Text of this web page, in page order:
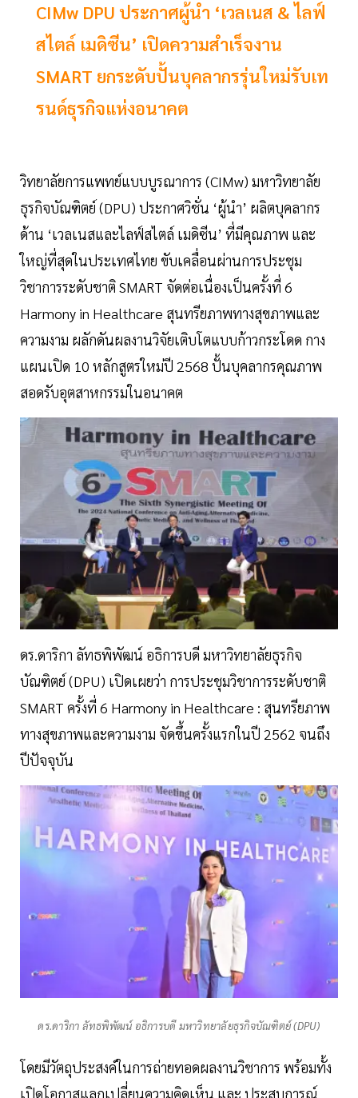
CIMw DPU ประกาศผู้นำ ‘เวลเนส & ไลฟ์
สไตล์ เมดิซีน’ เปิดความสำเร็จงาน
SMART ยกระดับปั้นบุคลากรรุ่นใหม่รับเท
รนด์ธุรกิจแห่งอนาคต
วิทยาลัยการแพทย์แบบบูรณาการ (CIMw) มหาวิทยาลัย
ธุรกิจบัณฑิตย์ (DPU) ประกาศวิชั่น ‘ผู้นำ’ ผลิตบุคลากร
ด้าน ‘เวลเนสและไลฟ์สไตล์ เมดิซีน’ ที่มีคุณภาพ และ
ใหญ่ที่สุดในประเทศไทย ขับเคลื่อนผ่านการประชุม
วิชาการระดับชาติ SMART จัดต่อเนื่องเป็นครั้งที่ 6
Harmony in Healthcare สุนทรียภาพทางสุขภาพและ
ความงาม ผลักดันผลงานวิจัยเติบโตแบบก้าวกระโดด กาง
แผนเปิด 10 หลักสูตรใหม่ปี 2568 ปั้นบุคลากรคุณภาพ
สอดรับอุตสาหกรรมในอนาคต
ดร.ดาริกา ลัทธพิพัฒน์ อธิการบดี มหาวิทยาลัยธุรกิจ
บัณฑิตย์ (DPU) เปิดเผยว่า การประชุมวิชาการระดับชาติ
SMART ครั้งที่ 6 Harmony in Healthcare : สุนทรียภาพ
ทางสุขภาพและความงาม จัดขึ้นครั้งแรกในปี 2562 จนถึง
ปีปัจจุบัน
ดร.ดาริกา ลัทธพิพัฒน์ อธิการบดี มหาวิทยาลัยธุรกิจบัณฑิตย์ (DPU)
โดยมีวัตถุประสงค์ในการถ่ายทอดผลงานวิชาการ พร้อมทั้ง
เปิดโอกาสแลกเปลี่ยนความคิดเห็น และ ประสบการณ์